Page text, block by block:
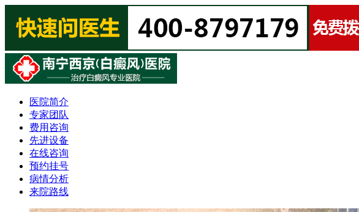
医院简介
专家团队
费用咨询
先进设备
在线咨询
预约挂号
病情分析
来院路线